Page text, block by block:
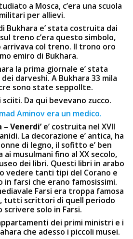
a Mosca, c’era una scuola
per allievi.
Bukhara e’ stata costruita dai
treno c’era questo simbolo,
arrivava col treno. Il trono oro
emiro di Bukhara.
la prima giornale e’ stata
darveshi. A Bukhara 33 mila
sono state seppollte.
Da qui bevevano zucco.
Aminov era un medico.
– Venerdi’e’ costruita nel XVII
La decorazione e’ antica, ha
di legno, il sofitto e’ ben
musulmani fino al XX secolo,
dei libri. Questi libri in arabo
vedere tanti tipi del Corano e
in farsi che erano famosissimi.
Farsi era troppa famosa
tutti scrittori di quell periodo
scrivere solo in Farsi.
dei primi ministri e i
che adesso i piccoli musei.